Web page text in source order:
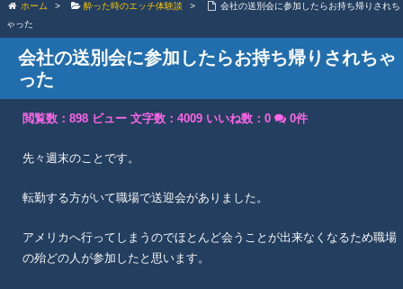
ホーム > 酔った時のエッチ体験談 >
会社の送別会に参加したらお持ち帰りされち
ゃった
会社の送別会に参加したらお持ち帰りされちゃ
った
閲覧数：898 ビュー 文字数：4009 いいね数： 0 0件
先々週末のことです。
転勤する方がいて職場で送迎会がありました。
アメリカへ行ってしまうのでほとんど会うことが出来なくなるため職場
の殆どの人が参加したと思います。